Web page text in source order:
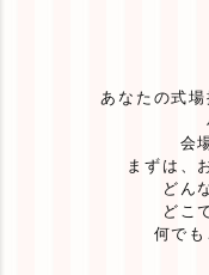
あなたの式場
会
まずは、
どん
どこ
何でも